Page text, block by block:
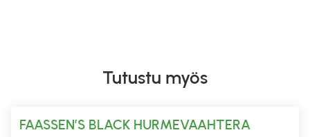
Tutustu myös
FAASSEN’S BLACK HURMEVAAHTERA